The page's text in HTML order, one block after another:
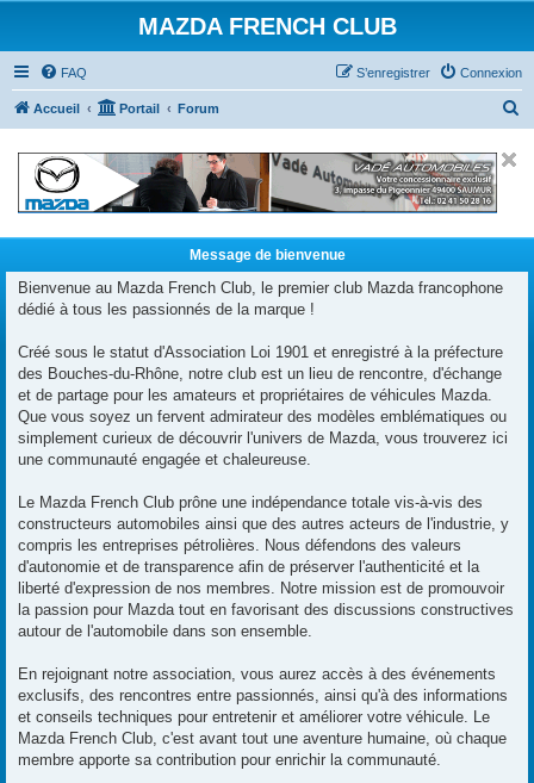
MAZDA FRENCH CLUB
FAQ Connexion
S’enregistrer
Accueil Portail Forum
Message de bienvenue
Bienvenue au Mazda French Club, le premier club Mazda francophone
dédié à tous les passionnés de la marque !
Créé sous le statut d'Association Loi 1901 et enregistré à la préfecture
des Bouches-du-Rhône, notre club est un lieu de rencontre, d'échange
et de partage pour les amateurs et propriétaires de véhicules Mazda.
Que vous soyez un fervent admirateur des modèles emblématiques ou
simplement curieux de découvrir l'univers de Mazda, vous trouverez ici
une communauté engagée et chaleureuse.
Le Mazda French Club prône une indépendance totale vis-à-vis des
constructeurs automobiles ainsi que des autres acteurs de l'industrie, y
compris les entreprises pétrolières. Nous défendons des valeurs
d'autonomie et de transparence afin de préserver l'authenticité et la
liberté d'expression de nos membres. Notre mission est de promouvoir
la passion pour Mazda tout en favorisant des discussions constructives
autour de l'automobile dans son ensemble.
En rejoignant notre association, vous aurez accès à des événements
exclusifs, des rencontres entre passionnés, ainsi qu'à des informations
et conseils techniques pour entretenir et améliorer votre véhicule. Le
Mazda French Club, c'est avant tout une aventure humaine, où chaque
membre apporte sa contribution pour enrichir la communauté.